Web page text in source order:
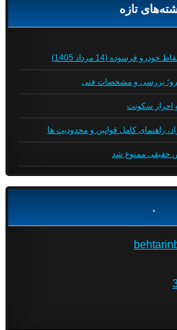
تازه
فرسوده (14 مرداد 1405)
احراز سکونت
راهنمای کامل قوانین و محدودیت ها
حقیقی ممنوع شد
.